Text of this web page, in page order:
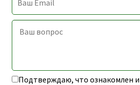
Подтверждаю, что ознакомлен и